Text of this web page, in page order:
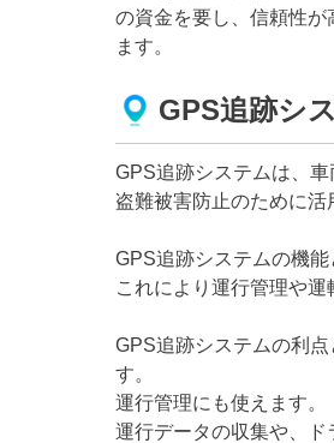
の資金を要し、信頼性
ます。
GPS追跡シ
GPS追跡システムは、
盗難被害防止のために活
GPS追跡システムの機
これにより運行管理や運
GPS追跡システムの利
す。
運行管理にも使えます。
運行データの収集や、ド